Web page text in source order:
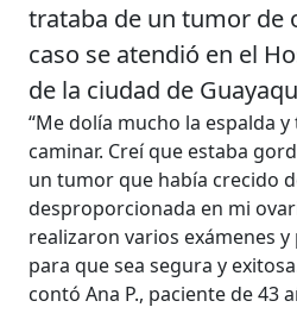
trataba de un tumor de
caso se atendió en el
de la ciudad de
“Me dolía mucho la espalda
caminar. Creí que estaba
un tumor que había crecido
desproporcionada en mi
realizaron varios exámenes
para que sea segura y
contó Ana P., paciente de 43